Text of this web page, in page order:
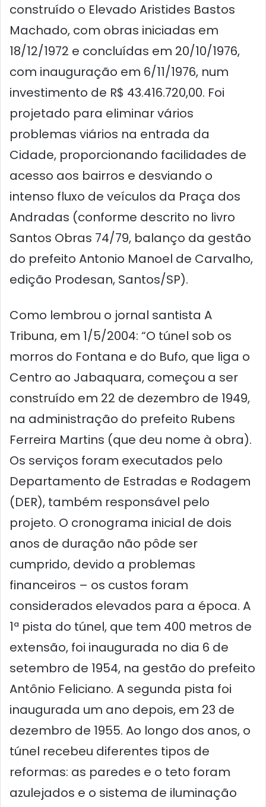
construído o Elevado Aristides Bastos
Machado, com obras iniciadas em
18/12/1972 e concluídas em 20/10/1976,
com inauguração em 6/11/1976, num
investimento de R$ 43.416.720,00. Foi
projetado para eliminar vários
problemas viários na entrada da
Cidade, proporcionando facilidades de
acesso aos bairros e desviando o
intenso fluxo de veículos da Praça dos
Andradas (conforme descrito no livro
Santos Obras 74/79, balanço da gestão
do prefeito Antonio Manoel de Carvalho,
edição Prodesan, Santos/SP).
Como lembrou o jornal santista A
Tribuna, em 1/5/2004: “O túnel sob os
morros do Fontana e do Bufo, que liga o
Centro ao Jabaquara, começou a ser
construído em 22 de dezembro de 1949,
na administração do prefeito Rubens
Ferreira Martins (que deu nome à obra).
Os serviços foram executados pelo
Departamento de Estradas e Rodagem
(DER), também responsável pelo
projeto. O cronograma inicial de dois
anos de duração não pôde ser
cumprido, devido a problemas
financeiros – os custos foram
considerados elevados para a época. A
1ª pista do túnel, que tem 400 metros de
extensão, foi inaugurada no dia 6 de
setembro de 1954, na gestão do prefeito
Antônio Feliciano. A segunda pista foi
inaugurada um ano depois, em 23 de
dezembro de 1955. Ao longo dos anos, o
túnel recebeu diferentes tipos de
reformas: as paredes e o teto foram
azulejados e o sistema de iluminação